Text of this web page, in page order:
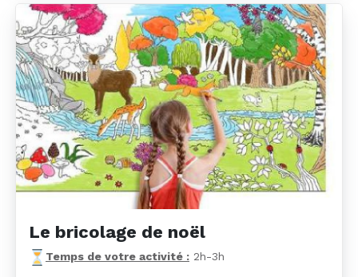
Le bricolage de noël
Temps de votre activité : 2h-3h